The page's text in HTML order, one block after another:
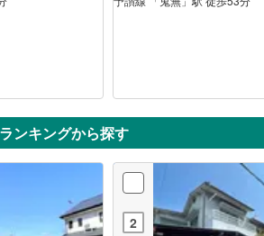
ンキングから探す
2